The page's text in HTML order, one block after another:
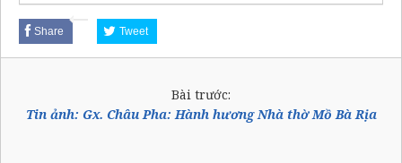
Share Tweet
Bài trước:
Tin ảnh: Gx. Châu Pha: Hành hương Nhà thờ Mồ Bà Rịa